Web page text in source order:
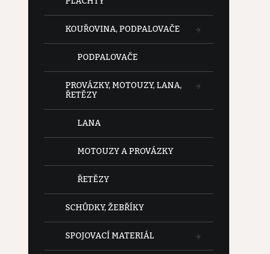
KOUŘOVINA, PODPALOVAČE
PODPALOVAČE
PROVÁZKY, MOTOUZY, LANA,
ŘETĚZY
LANA
MOTOUZY A PROVÁZKY
ŘETĚZY
SCHŮDKY, ŽEBŘÍKY
SPOJOVACÍ MATERIÁL